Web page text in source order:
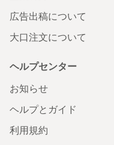
広告出稿について
大口注文について
ヘルプセンター
お知らせ
ヘルプとガイド
利用規約